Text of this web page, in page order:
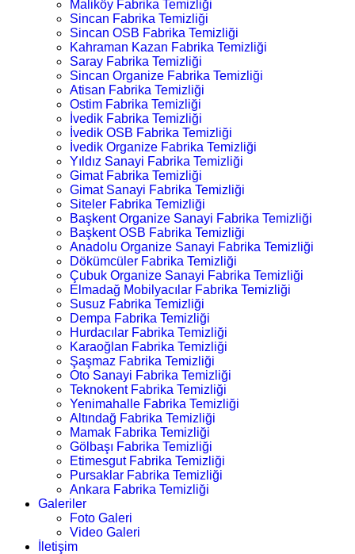
Maliköy Fabrika Temizliği
Sincan Fabrika Temizliği
Sincan OSB Fabrika Temizliği
Kahraman Kazan Fabrika Temizliği
Saray Fabrika Temizliği
Sincan Organize Fabrika Temizliği
Atisan Fabrika Temizliği
Ostim Fabrika Temizliği
İvedik Fabrika Temizliği
İvedik OSB Fabrika Temizliği
İvedik Organize Fabrika Temizliği
Yıldız Sanayi Fabrika Temizliği
Gimat Fabrika Temizliği
Gimat Sanayi Fabrika Temizliği
Siteler Fabrika Temizliği
Başkent Organize Sanayi Fabrika Temizliği
Başkent OSB Fabrika Temizliği
Anadolu Organize Sanayi Fabrika Temizliği
Dökümcüler Fabrika Temizliği
Çubuk Organize Sanayi Fabrika Temizliği
Elmadağ Mobilyacılar Fabrika Temizliği
Susuz Fabrika Temizliği
Dempa Fabrika Temizliği
Hurdacılar Fabrika Temizliği
Karaoğlan Fabrika Temizliği
Şaşmaz Fabrika Temizliği
Oto Sanayi Fabrika Temizliği
Teknokent Fabrika Temizliği
Yenimahalle Fabrika Temizliği
Altındağ Fabrika Temizliği
Mamak Fabrika Temizliği
Gölbaşı Fabrika Temizliği
Etimesgut Fabrika Temizliği
Pursaklar Fabrika Temizliği
Ankara Fabrika Temizliği
Galeriler
Foto Galeri
Video Galeri
İletişim